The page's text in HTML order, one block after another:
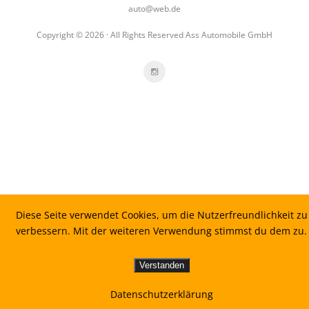
auto@web.de
Copyright © 2026 · All Rights Reserved Ass Automobile GmbH
Diese Seite verwendet Cookies, um die Nutzerfreundlichkeit zu
verbessern. Mit der weiteren Verwendung stimmst du dem zu.
Verstanden
Datenschutzerklärung